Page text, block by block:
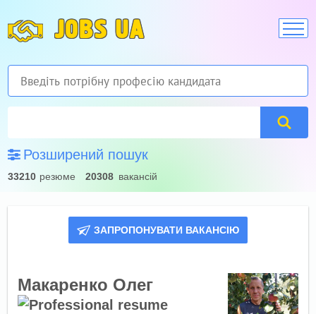
JOBS UA
Розширений пошук
33210 резюме 20308 вакансій
ЗАПРОПОНУВАТИ ВАКАНСІЮ
Макаренко Олег